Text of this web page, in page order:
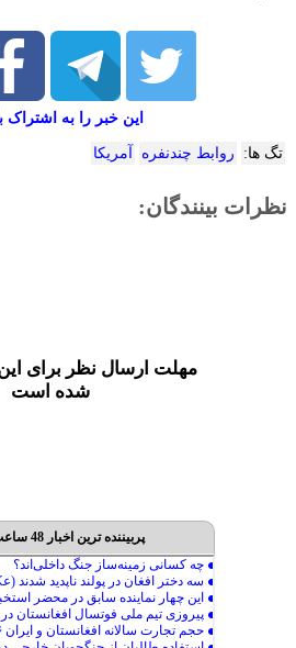
این خبر را به اشتراک
تگ ها: روابط چندنفره آمریکا
نظرات بینندگان:
مهلت ارسال نظر برای
شده است
پربیننده ترین اخبار 48 ساعت گذشته